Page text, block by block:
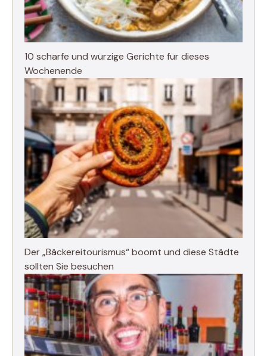
10 scharfe und würzige Gerichte für dieses
Wochenende
Der „Bäckereitourismus“ boomt und diese Städte
sollten Sie besuchen